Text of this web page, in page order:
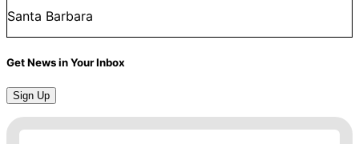
Santa Barbara
Get News in Your Inbox